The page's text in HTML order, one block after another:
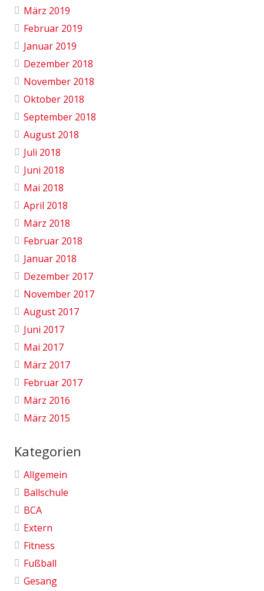
März 2019
Februar 2019
Januar 2019
Dezember 2018
November 2018
Oktober 2018
September 2018
August 2018
Juli 2018
Juni 2018
Mai 2018
April 2018
März 2018
Februar 2018
Januar 2018
Dezember 2017
November 2017
August 2017
Juni 2017
Mai 2017
März 2017
Februar 2017
März 2016
März 2015
Kategorien
Allgemein
Ballschule
BCA
Extern
Fitness
Fußball
Gesang